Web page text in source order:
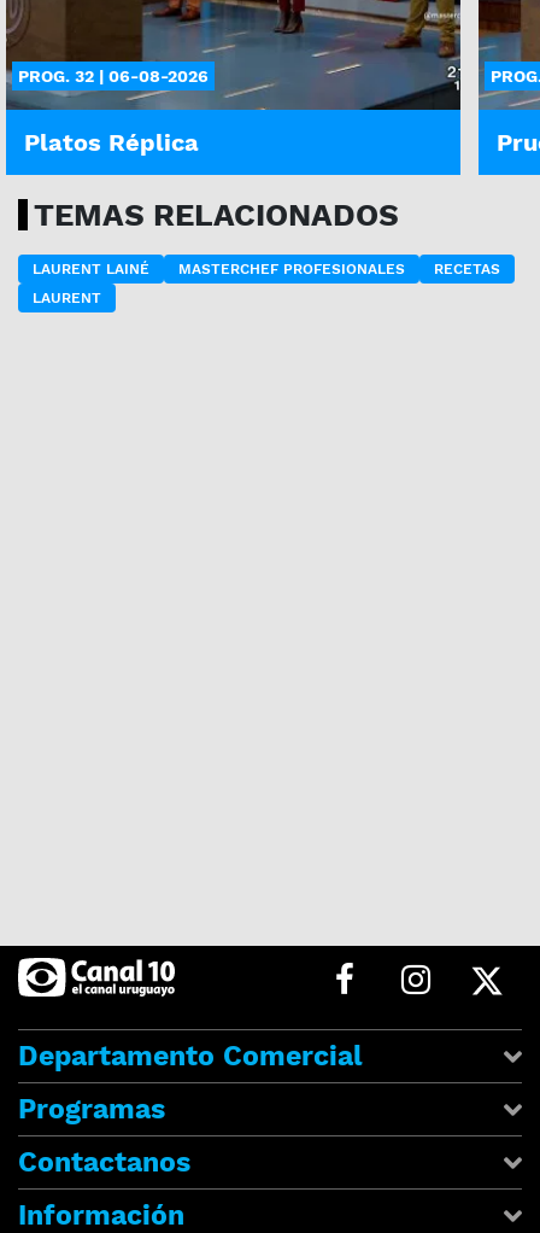
PROG. 32 | 06-08-2026
Platos Réplica
TEMAS RELACIONADOS
LAURENT LAINÉ MASTERCHEF PROFESIONALES
RECETAS
LAURENT
Departamento Comercial
Programas
Contactanos
Información